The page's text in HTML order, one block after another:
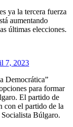
ya la tercera fuerza
aumentando
últimas elecciones.
7, 2023
Democrática”
para formar
El partido de
con el partido de la
Búlgaro.